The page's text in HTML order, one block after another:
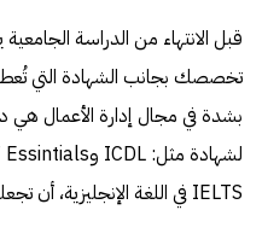
قبل الانتهاء من الدراسة
تخصصك بجانب الشهادة التي
بشدة في مجال إدارة الأعمال
IELTS في اللغة الإنجليزية، أن تجعلك قادرًا على العمل في بنوك عالمية.